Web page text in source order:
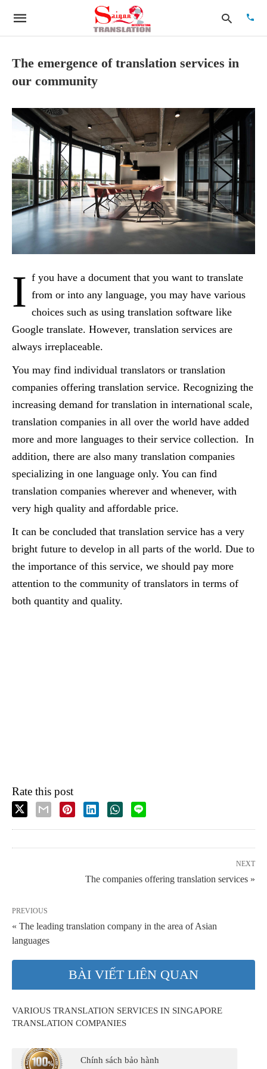
query
The emergence of translation services in
our community
I f you have a document that you want to translate
from or into any language, you may have various
choices such as using translation software like
Google translate. However, translation services are
always irreplaceable.
You may find individual translators or translation
companies offering translation service. Recognizing the
increasing demand for translation in international scale,
translation companies in all over the world have added
more and more languages to their service collection. In
addition, there are also many translation companies
specializing in one language only. You can find
translation companies wherever and whenever, with
very high quality and affordable price.
It can be concluded that translation service has a very
bright future to develop in all parts of the world. Due to
the importance of this service, we should pay more
attention to the community of translators in terms of
both quantity and quality.
Rate this post
NEXT
The companies offering translation services »
PREVIOUS
« The leading translation company in the area of Asian
languages
BÀI VIẾT LIÊN QUAN
VARIOUS TRANSLATION SERVICES IN SINGAPORE
TRANSLATION COMPANIES
Chính sách bảo hành